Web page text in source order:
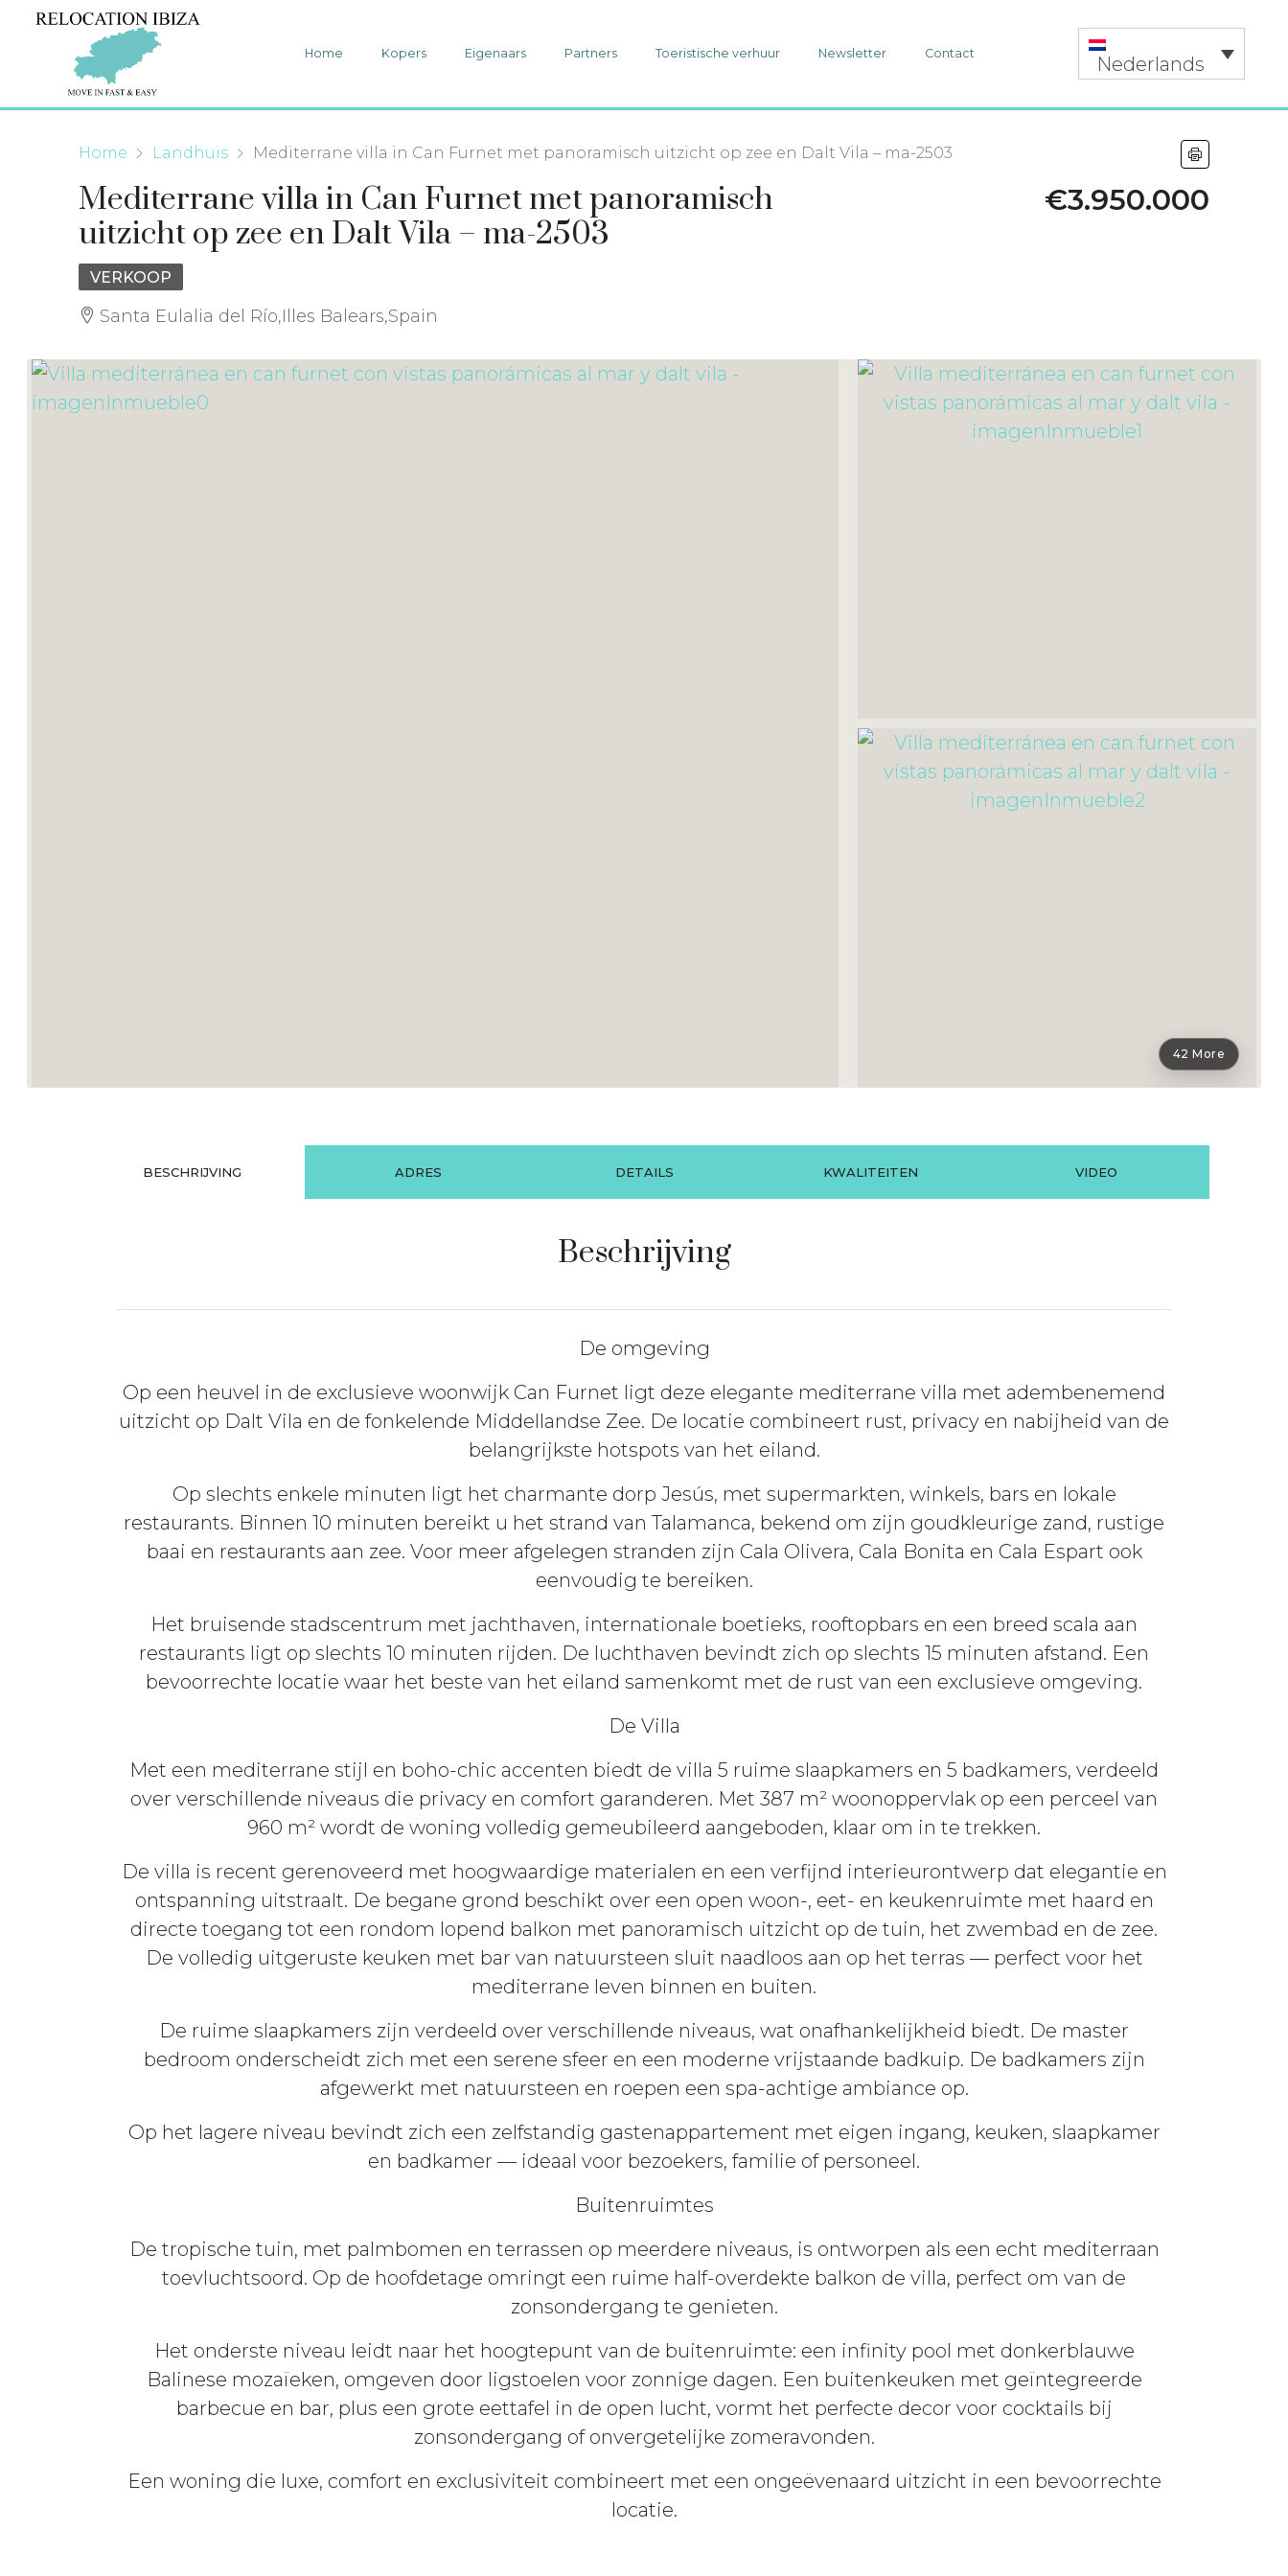
Home Kopers Eigenaars Partners Toeristische verhuur Newsletter Contact Nederlands
Home Landhuis Mediterrane villa in Can Furnet met panoramisch uitzicht op zee en Dalt Vila – ma-2503
Mediterrane villa in Can Furnet met panoramisch
uitzicht op zee en Dalt Vila – ma-2503
€3.950.000
VERKOOP
Santa Eulalia del Río,Illes Balears,Spain
42 More
BESCHRIJVING ADRES DETAILS KWALITEITEN VIDEO
Beschrijving
De omgeving
Op een heuvel in de exclusieve woonwijk Can Furnet ligt deze elegante mediterrane villa met adembenemend
uitzicht op Dalt Vila en de fonkelende Middellandse Zee. De locatie combineert rust, privacy en nabijheid van de
belangrijkste hotspots van het eiland.
Op slechts enkele minuten ligt het charmante dorp Jesús, met supermarkten, winkels, bars en lokale
restaurants. Binnen 10 minuten bereikt u het strand van Talamanca, bekend om zijn goudkleurige zand, rustige
baai en restaurants aan zee. Voor meer afgelegen stranden zijn Cala Olivera, Cala Bonita en Cala Espart ook
eenvoudig te bereiken.
Het bruisende stadscentrum met jachthaven, internationale boetieks, rooftopbars en een breed scala aan
restaurants ligt op slechts 10 minuten rijden. De luchthaven bevindt zich op slechts 15 minuten afstand. Een
bevoorrechte locatie waar het beste van het eiland samenkomt met de rust van een exclusieve omgeving.
De Villa
Met een mediterrane stijl en boho-chic accenten biedt de villa 5 ruime slaapkamers en 5 badkamers, verdeeld
over verschillende niveaus die privacy en comfort garanderen. Met 387 m² woonoppervlak op een perceel van
960 m² wordt de woning volledig gemeubileerd aangeboden, klaar om in te trekken.
De villa is recent gerenoveerd met hoogwaardige materialen en een verfijnd interieurontwerp dat elegantie en
ontspanning uitstraalt. De begane grond beschikt over een open woon-, eet- en keukenruimte met haard en
directe toegang tot een rondom lopend balkon met panoramisch uitzicht op de tuin, het zwembad en de zee.
De volledig uitgeruste keuken met bar van natuursteen sluit naadloos aan op het terras — perfect voor het
mediterrane leven binnen en buiten.
De ruime slaapkamers zijn verdeeld over verschillende niveaus, wat onafhankelijkheid biedt. De master
bedroom onderscheidt zich met een serene sfeer en een moderne vrijstaande badkuip. De badkamers zijn
afgewerkt met natuursteen en roepen een spa-achtige ambiance op.
Op het lagere niveau bevindt zich een zelfstandig gastenappartement met eigen ingang, keuken, slaapkamer
en badkamer — ideaal voor bezoekers, familie of personeel.
Buitenruimtes
De tropische tuin, met palmbomen en terrassen op meerdere niveaus, is ontworpen als een echt mediterraan
toevluchtsoord. Op de hoofdetage omringt een ruime half-overdekte balkon de villa, perfect om van de
zonsondergang te genieten.
Het onderste niveau leidt naar het hoogtepunt van de buitenruimte: een infinity pool met donkerblauwe
Balinese mozaïeken, omgeven door ligstoelen voor zonnige dagen. Een buitenkeuken met geïntegreerde
barbecue en bar, plus een grote eettafel in de open lucht, vormt het perfecte decor voor cocktails bij
zonsondergang of onvergetelijke zomeravonden.
Een woning die luxe, comfort en exclusiviteit combineert met een ongeëvenaard uitzicht in een bevoorrechte
locatie.